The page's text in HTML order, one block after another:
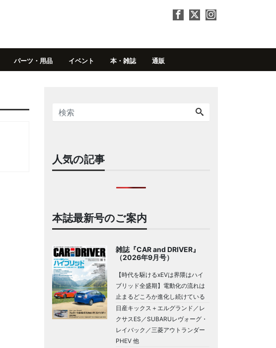
パーツ・用品 イベント 本・雑誌 通販
人気の記事
本誌最新号のご案内
雑誌『CAR and DRIVER』
（2026年9月号）
【時代を駆けるxEVは界隈はハイ
ブリッド全盛期】電動化の流れは
止まるどころか進化し続けている
日産キックス＋エルグランド／レ
クサスES／SUBARUレヴォーグ・
レイバック／三菱アウトランダー
PHEV 他